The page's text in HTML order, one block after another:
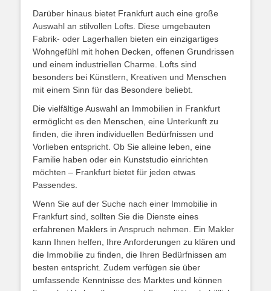
Darüber hinaus bietet Frankfurt auch eine große
Auswahl an stilvollen Lofts. Diese umgebauten
Fabrik- oder Lagerhallen bieten ein einzigartiges
Wohngefühl mit hohen Decken, offenen Grundrissen
und einem industriellen Charme. Lofts sind
besonders bei Künstlern, Kreativen und Menschen
mit einem Sinn für das Besondere beliebt.
Die vielfältige Auswahl an Immobilien in Frankfurt
ermöglicht es den Menschen, eine Unterkunft zu
finden, die ihren individuellen Bedürfnissen und
Vorlieben entspricht. Ob Sie alleine leben, eine
Familie haben oder ein Kunststudio einrichten
möchten – Frankfurt bietet für jeden etwas
Passendes.
Wenn Sie auf der Suche nach einer Immobilie in
Frankfurt sind, sollten Sie die Dienste eines
erfahrenen Maklers in Anspruch nehmen. Ein Makler
kann Ihnen helfen, Ihre Anforderungen zu klären und
die Immobilie zu finden, die Ihren Bedürfnissen am
besten entspricht. Zudem verfügen sie über
umfassende Kenntnisse des Marktes und können